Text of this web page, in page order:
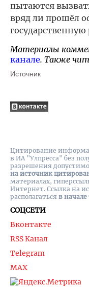
пытаются
вряд ли прошёл
Материалы
канале. Также
Источник
СОЦСЕТИ
Вконтакте
RSS Канал
Telegram
MAX
Цитирование
в ИА "Улпресса" без
разрешения
на источник
материалах,
Интернет. Ссылка на
располагаться в начале